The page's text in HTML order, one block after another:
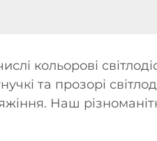
кольорові
та прозорі
Наш